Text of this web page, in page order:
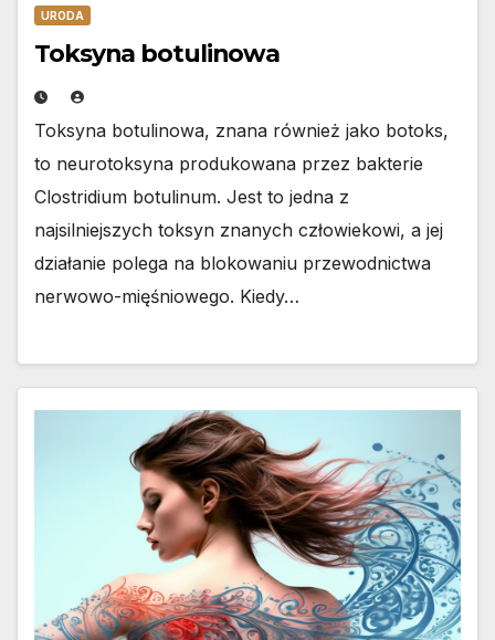
URODA
Toksyna botulinowa
Toksyna botulinowa, znana również jako botoks,
to neurotoksyna produkowana przez bakterie
Clostridium botulinum. Jest to jedna z
najsilniejszych toksyn znanych człowiekowi, a jej
działanie polega na blokowaniu przewodnictwa
nerwowo-mięśniowego. Kiedy…